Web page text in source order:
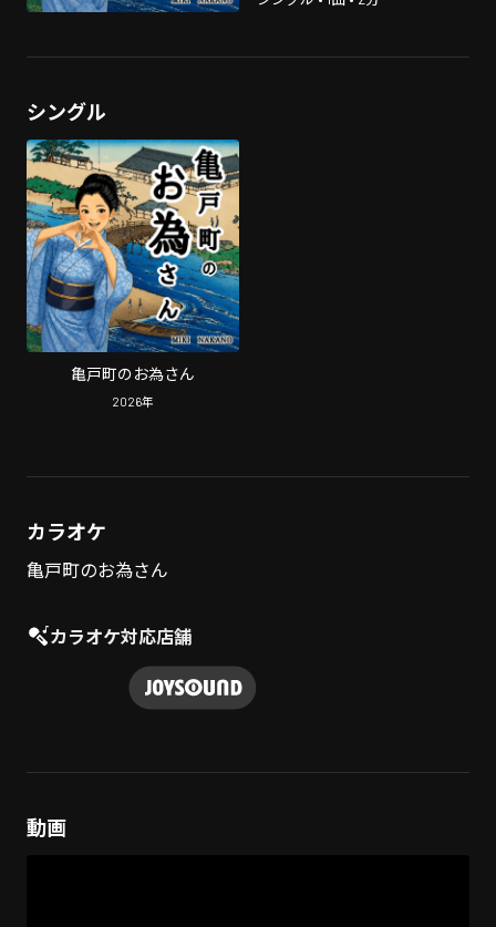
シングル
亀戸町のお為さん
2026年
カラオケ
亀戸町のお為さん
カラオケ対応店舗
動画